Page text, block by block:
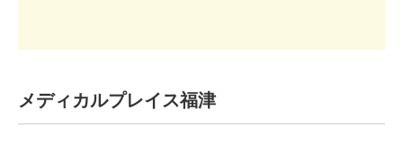
メディカルプレイス福津